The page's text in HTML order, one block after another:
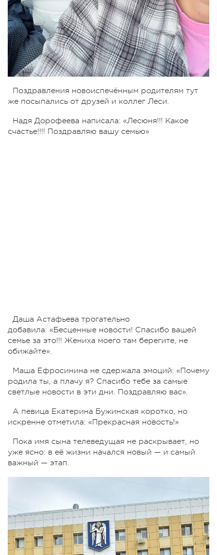
Поздравления новоиспечённым родителям тут
же посыпались от друзей и коллег Леси.
Надя Дорофеева написала: «Лесюня!!! Какое
счастье!!!! Поздравляю вашу семью»
Даша Астафьева трогательно
добавила: «Бесценные новости! Спасибо вашей
семье за это!!! Жениха моего там берегите, не
обижайте».
Маша Ефросинина не сдержала эмоций: «Почему
родила ты, а плачу я? Спасибо тебе за самые
светлые новости в эти дни. Поздравляю вас».
А певица Екатерина Бужинская коротко, но
искренне отметила: «Прекрасная новость!»
Пока имя сына телеведущая не раскрывает, но
уже ясно: в её жизни начался новый — и самый
важный — этап.